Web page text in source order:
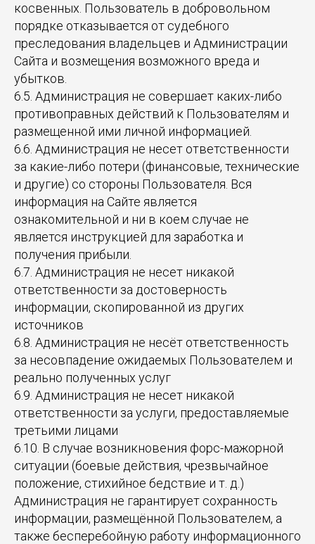
косвенных. Пользователь в добровольном
порядке отказывается от судебного
преследования владельцев и Администрации
Сайта и возмещения возможного вреда и
убытков.
6.5. Администрация не совершает каких-либо
противоправных действий к Пользователям и
размещенной ими личной информацией.
6.6. Администрация не несет ответственности
за какие-либо потери (финансовые, технические
и другие) со стороны Пользователя. Вся
информация на Сайте является
ознакомительной и ни в коем случае не
является инструкцией для заработка и
получения прибыли.
6.7. Администрация не несет никакой
ответственности за достоверность
информации, скопированной из других
источников
6.8. Администрация не несёт ответственность
за несовпадение ожидаемых Пользователем и
реально полученных услуг
6.9. Администрация не несет никакой
ответственности за услуги, предоставляемые
третьими лицами
6.10. В случае возникновения форс-мажорной
ситуации (боевые действия, чрезвычайное
положение, стихийное бедствие и т. д.)
Администрация не гарантирует сохранность
информации, размещённой Пользователем, а
также бесперебойную работу информационного